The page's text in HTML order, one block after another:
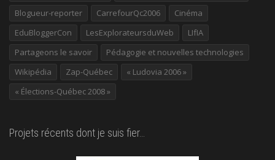
Blogueur-reporter
CarrefourQc2006
Cinéma
EduBloggerCon
LesExplorateursduWeb
LIfIA
Partageons le savoir
Pédagogie et nouvelles technologies
Wikipédia
Zap-Québec
« Ludovia 2006 »
« Élections-Québec 2008 »
Projets récents dont je suis fier…